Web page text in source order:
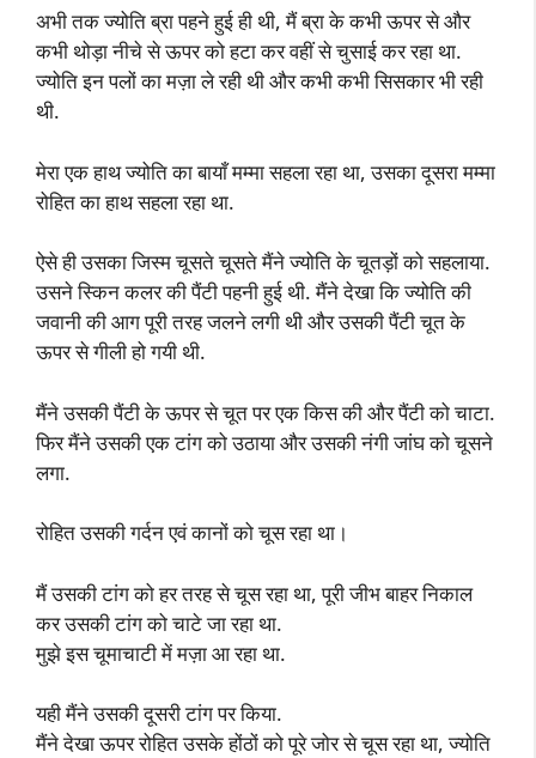
अभी तक ज्योति ब्रा पहने हुई ही थी, मैं ब्रा के कभी ऊपर से और
कभी थोड़ा नीचे से ऊपर को हटा कर वहीं से चुसाई कर रहा था.
ज्योति इन पलों का मज़ा ले रही थी और कभी कभी सिसकार भी रही
थी.
मेरा एक हाथ ज्योति का बायाँ मम्मा सहला रहा था, उसका दूसरा मम्मा
रोहित का हाथ सहला रहा था.
ऐसे ही उसका जिस्म चूसते चूसते मैंने ज्योति के चूतड़ों को सहलाया.
उसने स्किन कलर की पैंटी पहनी हुई थी. मैंने देखा कि ज्योति की
जवानी की आग पूरी तरह जलने लगी थी और उसकी पैंटी चूत के
ऊपर से गीली हो गयी थी.
मैंने उसकी पैंटी के ऊपर से चूत पर एक किस की और पैंटी को चाटा.
फिर मैंने उसकी एक टांग को उठाया और उसकी नंगी जांघ को चूसने
लगा.
रोहित उसकी गर्दन एवं कानों को चूस रहा था।
मैं उसकी टांग को हर तरह से चूस रहा था, पूरी जीभ बाहर निकाल
कर उसकी टांग को चाटे जा रहा था.
मुझे इस चूमाचाटी में मज़ा आ रहा था.
यही मैंने उसकी दूसरी टांग पर किया.
मैंने देखा ऊपर रोहित उसके होंठों को पूरे जोर से चूस रहा था, ज्योति